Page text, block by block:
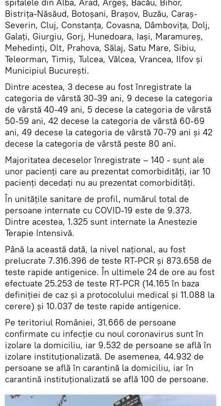
spitalele din Alba, Arad, Argeș, Bacău, Bihor,
Bistrița-Năsăud, Botoșani, Brașov, Buzău, Caraș-
Severin, Cluj, Constanța, Covasna, Dâmbovița, Dolj,
Galați, Giurgiu, Gorj, Hunedoara, Iași, Maramureș,
Mehedinți, Olt, Prahova, Sălaj, Satu Mare, Sibiu,
Teleorman, Timiș, Tulcea, Vâlcea, Vrancea, Ilfov și
Municipiul București.
Dintre acestea, 3 decese au fost înregistrate la
categoria de vârstă 30-39 ani, 9 decese la categoria
de vârstă 40-49 ani, 5 decese la categoria de vârstă
50-59 ani, 42 decese la categoria de vârstă 60-69
ani, 49 decese la categoria de vârstă 70-79 ani și 42
decese la categoria de vârstă peste 80 ani.
Majoritatea deceselor înregistrate – 140 - sunt ale
unor pacienți care au prezentat comorbidități, iar 10
pacienți decedați nu au prezentat comorbidități.
În unitățile sanitare de profil, numărul total de
persoane internate cu COVID-19 este de 9.373.
Dintre acestea, 1.325 sunt internate la Anestezie
Terapie Intensivă.
Până la această dată, la nivel național, au fost
prelucrate 7.316.396 de teste RT-PCR și 873.658 de
teste rapide antigenice. În ultimele 24 de ore au fost
efectuate 25.253 de teste RT-PCR (14.165 în baza
definiției de caz și a protocolului medical și 11.088 la
cerere) și 10.037 de teste rapide antigenice.
Pe teritoriul României, 31.666 de persoane
confirmate cu infecție cu noul coronavirus sunt în
izolare la domiciliu, iar 9.532 de persoane se află în
izolare instituționalizată. De asemenea, 44.932 de
persoane se află în carantină la domiciliu, iar în
carantină instituționalizată se află 100 de persoane.